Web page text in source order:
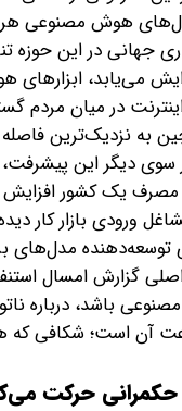
هوش مصنوعی هر
جهانی در این حوزه
می‌یابد،
در میان مردم
به نزدیک‌ترین
سوی دیگر این
مصرف یک کشور
ورودی بازار کار
مدل‌های
گزارش امسال
باشد، درباره
آن است؛ شکافی که
حکمرانی حرکت